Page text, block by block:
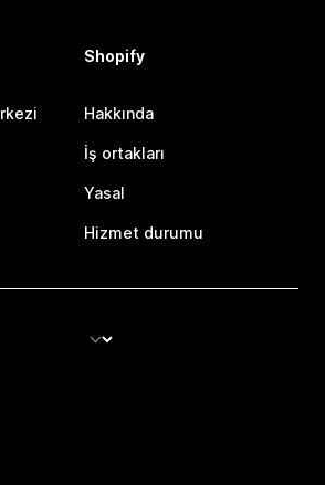
Shopify
Hakkında
İş ortakları
Yasal
Hizmet durumu